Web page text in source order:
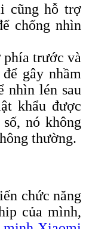
cũng hỗ trợ
chống nhìn
phía trước và
gây nhầm
nhìn lén sau
khẩu được
nó không
thường.
chức năng
của mình,